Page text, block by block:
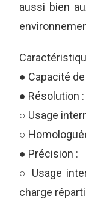
aussi bien
● Capacité
● Résolution :
○ Usage
○
● Précision :
○ Usage
charge